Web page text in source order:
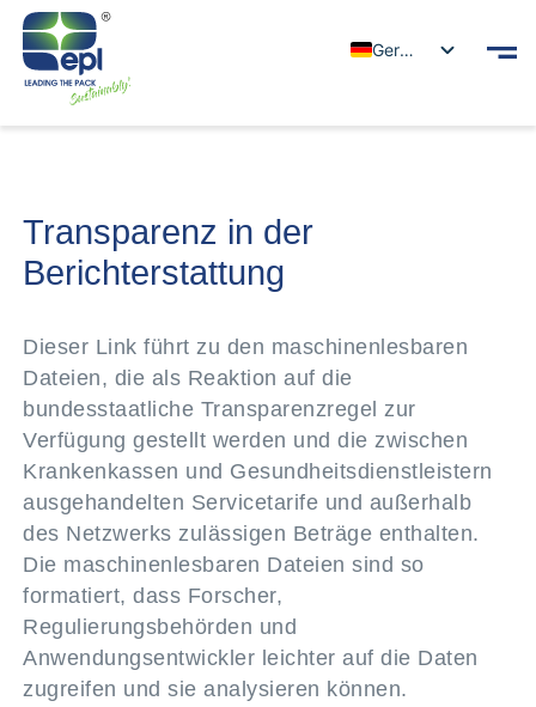
German
Transparenz in der
Berichterstattung
Dieser Link führt zu den maschinenlesbaren
Dateien, die als Reaktion auf die
bundesstaatliche Transparenzregel zur
Verfügung gestellt werden und die zwischen
Krankenkassen und Gesundheitsdienstleistern
ausgehandelten Servicetarife und außerhalb
des Netzwerks zulässigen Beträge enthalten.
Die maschinenlesbaren Dateien sind so
formatiert, dass Forscher,
Regulierungsbehörden und
Anwendungsentwickler leichter auf die Daten
zugreifen und sie analysieren können.